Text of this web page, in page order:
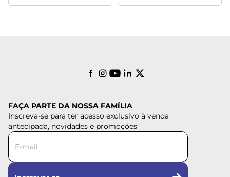
FAÇA PARTE DA NOSSA FAMÍLIA
Inscreva-se para ter acesso exclusivo à venda
antecipada, novidades e promoções